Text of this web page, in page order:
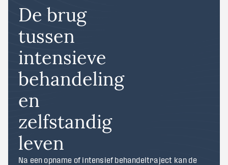
De brug
tussen
intensieve
behandeling
en
zelfstandig
leven
Na een opname of intensief behandeltraject kan de